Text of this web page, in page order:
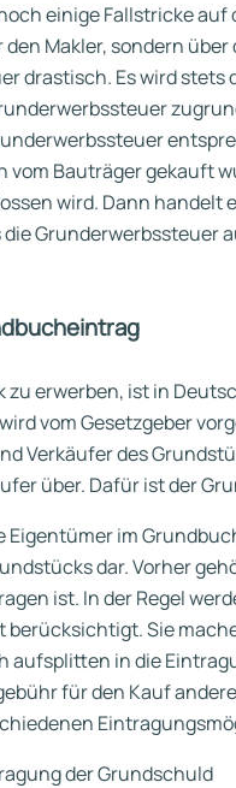
einige Fallstricke
Makler, sondern
drastisch. Es wird
vom Bauträger gekauft
wird. Dann handelt
Grunderwerbssteuer
zu erwerben, ist in
vom Gesetzgeber
Verkäufer des
über. Dafür ist der
Eigentümer im
dar. Vorher
ist. In der Regel
Sie
aufsplitten in die
für den Kauf
der Grundschuld